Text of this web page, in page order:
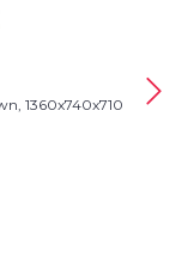
1360x740x710